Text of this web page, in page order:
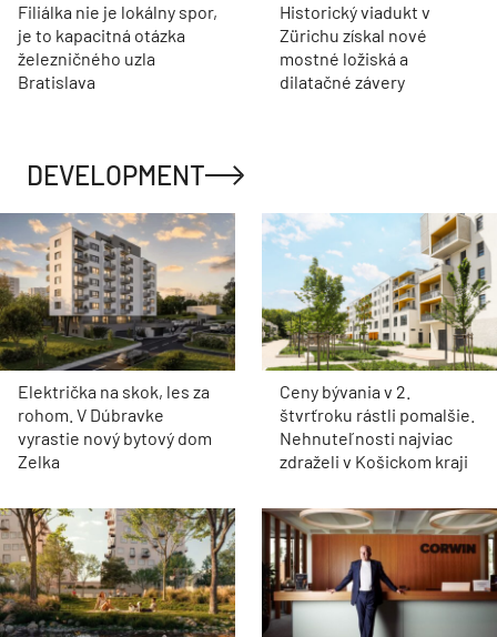
Filiálka nie je lokálny spor,
je to kapacitná otázka
železničného uzla
Bratislava
Historický viadukt v
Zürichu získal nové
mostné ložiská a
dilatačné závery
DEVELOPMENT
Električka na skok, les za
rohom. V Dúbravke
vyrastie nový bytový dom
Zelka
Ceny bývania v 2.
štvrťroku rástli pomalšie.
Nehnuteľnosti najviac
zdraželi v Košickom kraji